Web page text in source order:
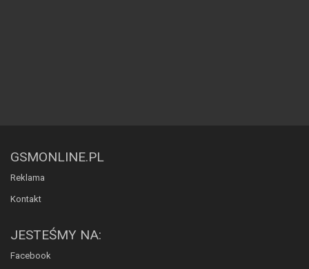
GSMONLINE.PL
Reklama
Kontakt
JESTEŚMY NA:
Facebook